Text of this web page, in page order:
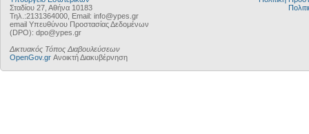
Σταδίου 27, Αθήνα 10183
Τηλ.:2131364000, Email: info@ypes.gr
email Υπευθύνου Προστασίας Δεδομένων
(DPO): dpo@ypes.gr
Δικτυακός Τόπος Διαβουλεύσεων
OpenGov.gr Ανοικτή Διακυβέρνηση